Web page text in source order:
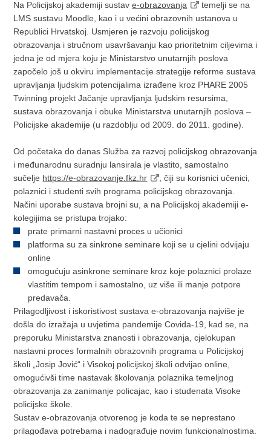
Na Policijskoj akademiji sustave-obrazovanja
temelji se na
LMS sustavu Moodle, kao i u većini obrazovnih ustanova u
Republici Hrvatskoj. Usmjeren je razvoju policijskog
obrazovanja i stručnom usavršavanju kao prioritetnim ciljevima i
jedna je od mjera koju je Ministarstvo unutarnjih poslova
započelo još u okviru implementacije strategije reforme sustava
upravljanja ljudskim potencijalima izrađene kroz PHARE 2005
Twinning projekt Jačanje upravljanja ljudskim resursima,
sustava obrazovanja i obuke Ministarstva unutarnjih poslova –
Policijske akademije (u razdoblju od 2009. do 2011. godine).
Od početaka do danas Služba za razvoj policijskog obrazovanja
i međunarodnu suradnju lansirala je vlastito, samostalno
sučelje https://e-obrazovanje.fkz.hr
, čiji su korisnici učenici,
polaznici i studenti svih programa policijskog obrazovanja.
Načini uporabe sustava brojni su, a na Policijskoj akademiji e-
kolegijima se pristupa trojako:
prate primarni nastavni proces u učionici
platforma su za sinkrone seminare koji se u cjelini odvijaju
online
omogućuju asinkrone seminare kroz koje polaznici prolaze
vlastitim tempom i samostalno, uz više ili manje potpore
predavača.
Prilagodljivost i iskoristivost sustava e-obrazovanja najviše je
došla do izražaja u uvjetima pandemije Covida-19, kad se, na
preporuku Ministarstva znanosti i obrazovanja, cjelokupan
nastavni proces formalnih obrazovnih programa u Policijskoj
školi „Josip Jović“ i Visokoj policijskoj školi odvijao online,
omogućivši time nastavak školovanja polaznika temeljnog
obrazovanja za zanimanje policajac, kao i studenata Visoke
policijske škole.
Sustav e-obrazovanja otvorenog je koda te se neprestano
prilagođava potrebama i nadograđuje novim funkcionalnostima.